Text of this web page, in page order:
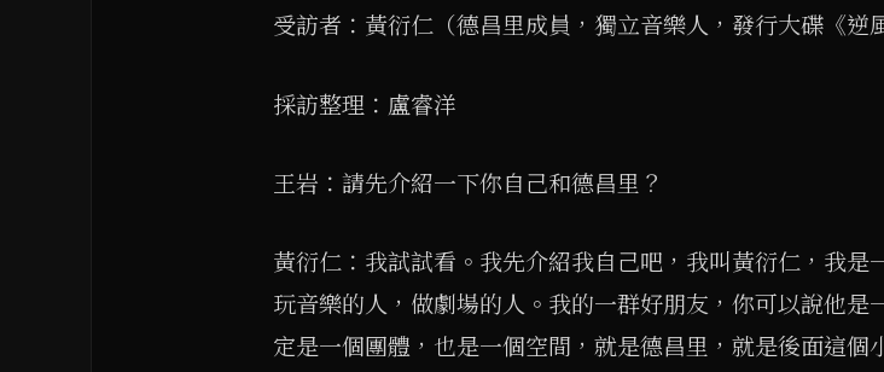
受訪者：黃衍仁（德昌里成員，獨立音樂人，發行大碟《逆
採訪整理：盧睿洋
王岩：請先介紹一下你自己和德昌里？
黃衍仁：我試試看。我先介紹我自己吧，我叫黃衍仁，我是
玩音樂的人，做劇場的人。我的一群好朋友，你可以說他是
定是一個團體，也是一個空間，就是德昌里，就是後面這個